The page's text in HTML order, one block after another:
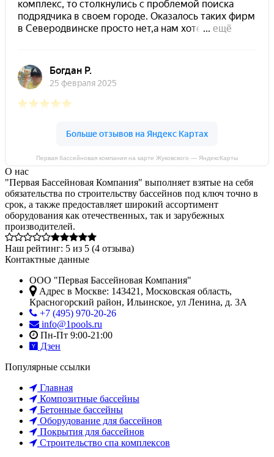
Первая бассейновая компания на карте Жуковского — ЯндексКарты
О нас
"Первая Бассейновая Компания" выполняет взятые на себя
обязательства по строительству бассейнов под ключ точно в
срок, а также предоставляет широкий ассортимент
оборудования как отечественных, так и зарубежных
производителей.
Наш рейтинг: 5 из 5 (4 отзыва)
Контактные данные
ООО "Первая Бассейновая Компания"
Адрес в Москве: 143421 , Московская область,
Красногорский район, Ильинское, ул Ленина, д. 3А
+7 (495) 970-20-26
info@1pools.ru
Пн-Пт 9:00-21:00
Дзен
Популярные ссылки
Главная
Композитные бассейны
Бетонные бассейны
Оборудование для бассейнов
Покрытия для бассейнов
Строительство спа комплексов